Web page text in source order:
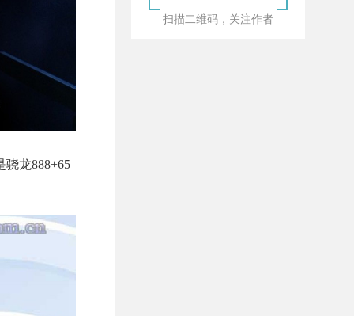
骁龙888+65
扫描二维码，关注作者